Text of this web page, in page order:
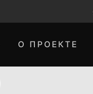
О ПРОЕКТЕ